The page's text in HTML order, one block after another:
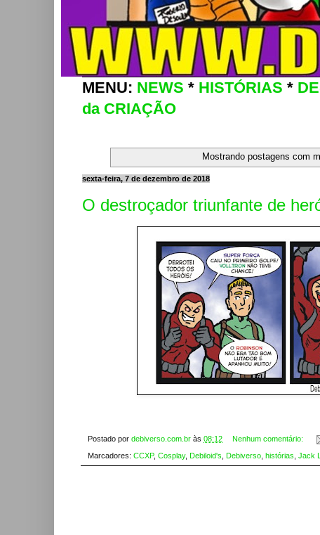
MENU: NEWS * HISTÓRIAS *
da CRIAÇÃO
Mostrando postagens com
sexta-feira, 7 de dezembro de 2018
O destroçador triunfante de
Postado por debiverso.com.br às 08:12 Nenhum comentário:
Marcadores: CCXP, Cosplay, Debiloid's, Debiverso, histórias, Jack